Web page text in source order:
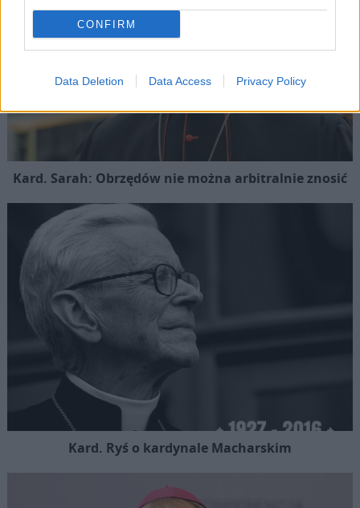
CONFIRM
Data Deletion Data Access Privacy Policy
Kard. Sarah: Obrzędów nie można arbitralnie znosić
Kard. Ryś o kardynale Macharskim